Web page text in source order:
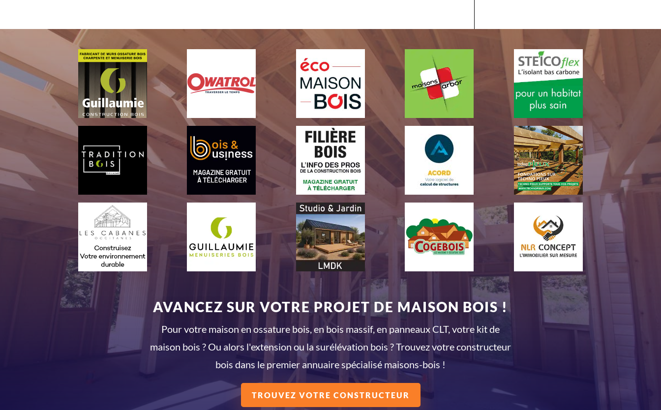
AVANCEZ SUR VOTRE PROJET DE MAISON BOIS !
Pour votre maison en ossature bois, en bois massif, en panneaux CLT, votre kit de
maison bois ? Ou alors l'extension ou la surélévation bois ? Trouvez votre constructeur
bois dans le premier annuaire spécialisé maisons-bois !
TROUVEZ VOTRE CONSTRUCTEUR